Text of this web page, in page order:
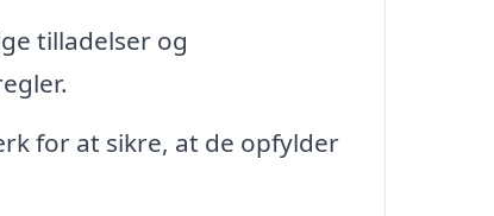
tilladelser og
for at sikre, at de opfylder